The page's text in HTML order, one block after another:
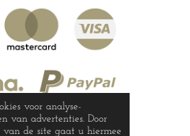
voor analyse-
van advertenties. Door
de site gaat u hiermee